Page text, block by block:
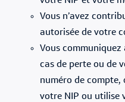
Vous n’avez
autorisée de votre
Vous communiquez
cas de perte ou de
numéro de compte,
votre NIP ou utilise